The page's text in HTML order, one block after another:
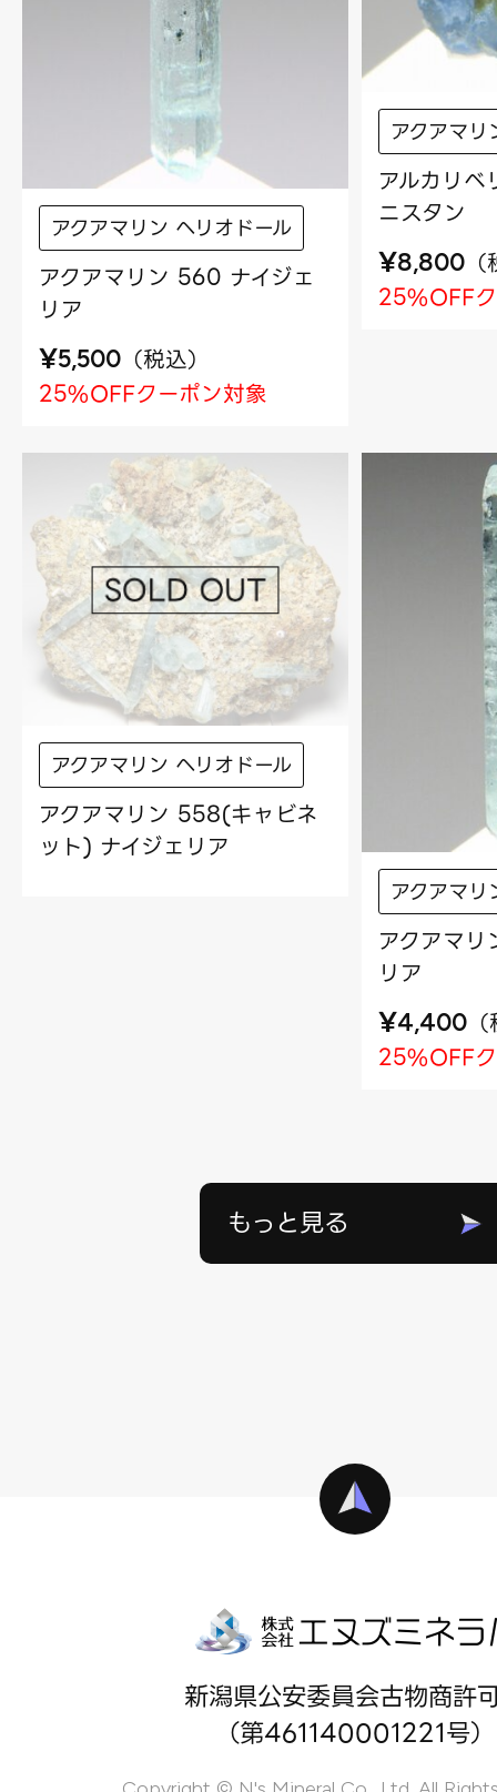
アクアマリン ヘリオドール
アクアマリン 560 ナイジェ
リア
¥5,500 （税込）
25%OFFクーポン対象
アクアマ
アルカリ
ニスタン
¥8,800 （
25%OFF
アクアマリン ヘリオドール
アクアマリン 558(キャビネ
ット) ナイジェリア
アクアマ
アクアマ
リア
¥4,400 （
25%OFF
もっと見る
新潟県公安委員会古物商許
（第461140001221号）